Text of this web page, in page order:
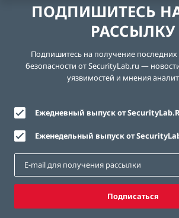
ПОДПИШИТЕСЬ НА
РАССЫЛКУ
Подпишитесь на получение
безопасности от SecurityLab.ru —
уязвимостей и мнения
Ежедневный выпуск от
Еженедельный выпуск от
Подписаться